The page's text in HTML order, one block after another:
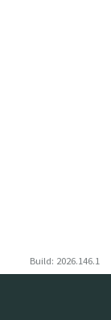
Build: 2026.146.1